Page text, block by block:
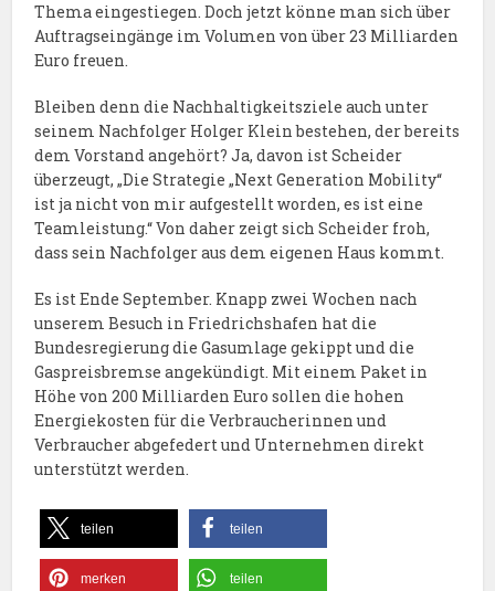
Thema eingestiegen. Doch jetzt könne man sich über
Auftragseingänge im Volumen von über 23 Milliarden
Euro freuen.
Bleiben denn die Nachhaltigkeitsziele auch unter
seinem Nachfolger Holger Klein bestehen, der bereits
dem Vorstand angehört? Ja, davon ist Scheider
überzeugt, „Die Strategie „Next Generation Mobility“
ist ja nicht von mir aufgestellt worden, es ist eine
Teamleistung.“ Von daher zeigt sich Scheider froh,
dass sein Nachfolger aus dem eigenen Haus kommt.
Es ist Ende September. Knapp zwei Wochen nach
unserem Besuch in Friedrichshafen hat die
Bundesregierung die Gasumlage gekippt und die
Gaspreisbremse angekündigt. Mit einem Paket in
Höhe von 200 Milliarden Euro sollen die hohen
Energiekosten für die Verbraucherinnen und
Verbraucher abgefedert und Unternehmen direkt
unterstützt werden.
teilen teilen
merken teilen